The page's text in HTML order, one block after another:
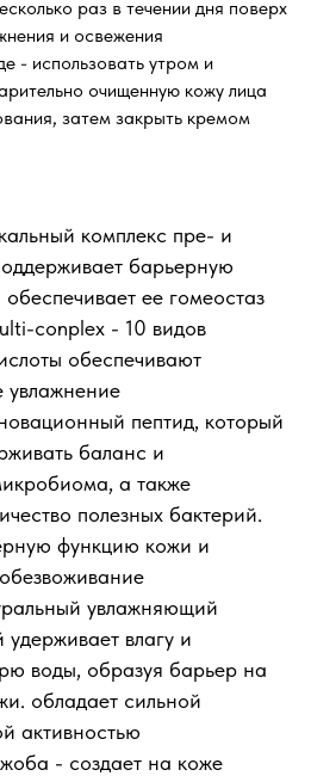
раз в течении дня поверх
и освежения
- использовать утром и
очищенную кожу лица
затем закрыть кремом
комплекс пре- и
барьерную
ее гомеостаз
conplex - 10 видов
обеспечивают
увлажнение
пептид, который
баланс и
а также
полезных бактерий.
функцию кожи и
увлажняющий
влагу и
воды, образуя барьер на
обладает сильной
активностью
- создает на коже